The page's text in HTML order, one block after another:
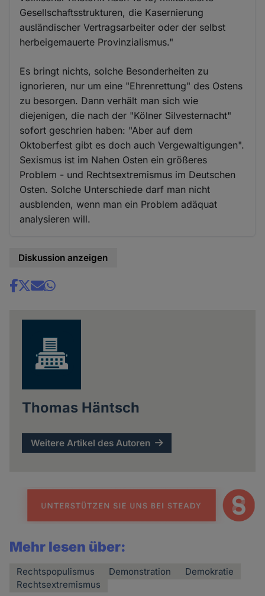
Gesellschaftsstrukturen, die Kasernierung
ausländischer Vertragsarbeiter oder der selbst
herbeigemauerte Provinzialismus."
Es bringt nichts, solche Besonderheiten zu
ignorieren, nur um eine "Ehrenrettung" des Ostens
zu besorgen. Dann verhält man sich wie
diejenigen, die nach der "Kölner Silvesternacht"
sofort geschrien haben: "Aber auf dem
Oktoberfest gibt es doch auch Vergewaltigungen".
Sexismus ist im Nahen Osten ein größeres
Problem - und Rechtsextremismus im Deutschen
Osten. Solche Unterschiede darf man nicht
ausblenden, wenn man ein Problem adäquat
analysieren will.
Diskussion anzeigen
Share
Thomas Häntsch
Weitere Artikel des Autoren
Mehr lesen über:
Rechtspopulismus Demonstration
Demokratie
Rechtsextremismus